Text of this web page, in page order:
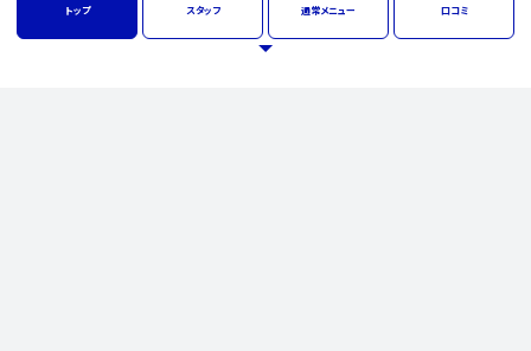
トップ スタッフ 通常メニュー 口コミ